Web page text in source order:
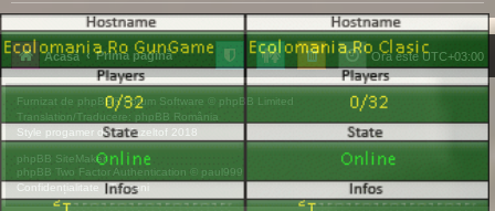
Acasă Prima pagină Ora este UTC+03:00
Furnizat de phpBB® Forum Software © phpBB Limited
Translation/Traducere: phpBB România
Style progamer de ©Mazeltof 2018
phpBB SiteMaker
phpBB Two Factor Authentication © paul999
Confidențialitate |Termeni